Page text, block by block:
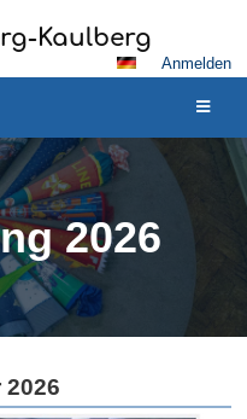
Kaulberg
Anmelden
2026